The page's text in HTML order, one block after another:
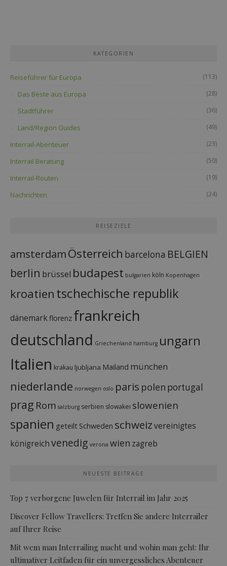
KATEGORIEN
Reiseführer für Europa (113)
Das Beste aus Europa (28)
Stadtführer (36)
Land/Region Guides (49)
Interrail-Abenteuer (23)
Interrail Beratung (50)
Interrail-Routen (19)
Nachrichten (24)
REISEZIELE
amsterdamÖsterreich barcelona BELGIEN
berlin brüssel budapest bulgarien köln Kopenhagen
kroatien tschechische republik
dänemark florenz frankreich
deutschland Griechenland hamburg ungarn
Italien krakau ljubljana Mailand münchen
niederlande norwegen oslo paris polen portugal
prag Rom salzburg serbien slowakei slowenien
spanien geteilt Schweden schweizvereinigtes
königreichvenedig verona wien zagreb
NEUESTE BEITRÄGE
Top 7 verborgene Juwelen für Interrail im Jahr 2025
Discover Fellow Travellers: Treffen Sie andere Interrailer
auf Ihrer Reise
Mit wem man Interrailing macht und wohin man geht: Ihr
ultimativer Leitfaden für ein unvergessliches Abenteuer